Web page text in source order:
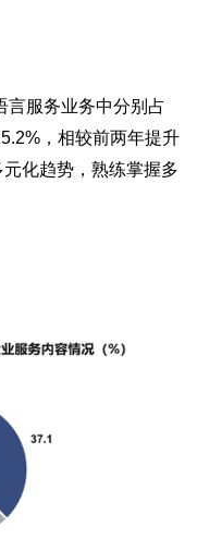
服务业务中分别占
，相较前两年提升
化趋势，熟练掌握多